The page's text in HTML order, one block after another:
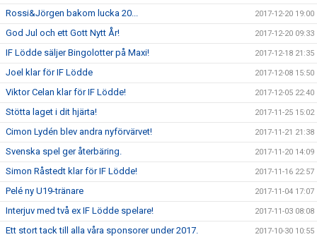
Rossi&Jörgen bakom lucka 20... 2017-12-20 19:00
God Jul och ett Gott Nytt År! 2017-12-20 09:33
IF Lödde säljer Bingolotter på Maxi! 2017-12-18 21:35
Joel klar för IF Lödde 2017-12-08 15:50
Viktor Celan klar för IF Lödde! 2017-12-05 22:40
Stötta laget i dit hjärta! 2017-11-25 15:02
Cimon Lydén blev andra nyförvärvet! 2017-11-21 21:38
Svenska spel ger återbäring. 2017-11-20 14:09
Simon Råstedt klar för IF Lödde! 2017-11-16 22:57
Pelé ny U19-tränare 2017-11-04 17:07
Interjuv med två ex IF Lödde spelare! 2017-11-03 08:08
Ett stort tack till alla våra sponsorer under 2017. 2017-10-30 10:55